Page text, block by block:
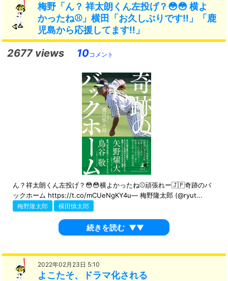
梅野「ん？ 祥太朗くん左投げ？😳😳 横よ
かったね⚾️」横田「お久しぶりです‼︎」「鹿
児島から応援してます‼️」
2677 views 10コメント
ん？祥太朗くん左投げ？😳😳横よかったね⚾️頑張れー🇯🇵奇跡のバ
ックホーム https://t.co/mCUeNgKY4u— 梅野隆太郎 (@ryut...
梅野隆太郎 横田慎太郎
続きを読む ▼▼
2022年02月23日 5:10
よこたそ、ドラマ化される